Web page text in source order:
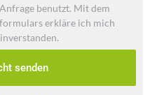
benutzt. Mit dem
erkläre ich mich
senden